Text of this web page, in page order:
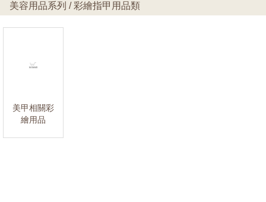
美容用品系列 / 彩繪指甲用品類
美甲相關彩
繪用品